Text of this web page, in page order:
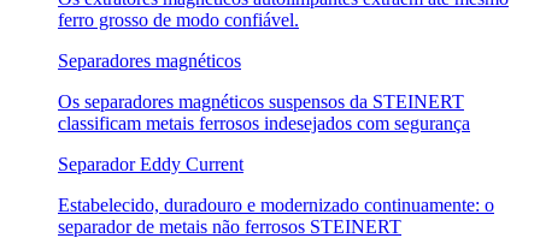
ferro grosso de modo confiável.
Separadores magnéticos
Os separadores magnéticos suspensos da STEINERT
classificam metais ferrosos indesejados com segurança
Separador Eddy Current
Estabelecido, duradouro e modernizado continuamente: o
separador de metais não ferrosos STEINERT